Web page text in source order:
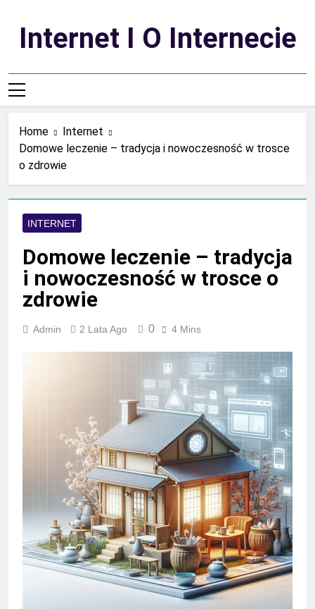
contentInternet I O Internecie
Home
Internet
Domowe leczenie – tradycja i nowoczesność w trosce
o zdrowie
INTERNET
Domowe leczenie – tradycja
i nowoczesność w trosce o
zdrowie
Admin 2 Lata Ago 0 4 Mins